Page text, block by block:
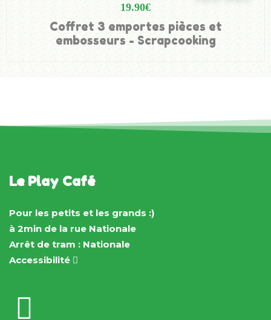
19.90€
Coffret 3 emportes pièces et
embosseurs - Scrapcooking
Le Play Café
Pour les petits et les grands :)
à 2min de la rue Nationale
Arrêt de tram : Nationale
Accessibilité